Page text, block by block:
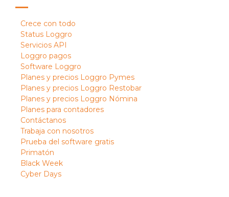
Crece con todo
Status Loggro
Servicios API
Loggro pagos
Software Loggro
Planes y precios Loggro Pymes
Planes y precios Loggro Restobar
Planes y precios Loggro Nómina
Planes para contadores
Contáctanos
Trabaja con nosotros
Prueba del software gratis
Primatón
Black Week
Cyber Days